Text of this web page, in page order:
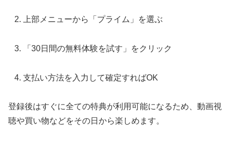
上部メニューから「プライム」を選ぶ
「30日間の無料体験を試す」をクリック
支払い方法を入力して確定すればOK
登録後はすぐに全ての特典が利用可能になるため、動画視
聴や買い物などをその日から楽しめます。